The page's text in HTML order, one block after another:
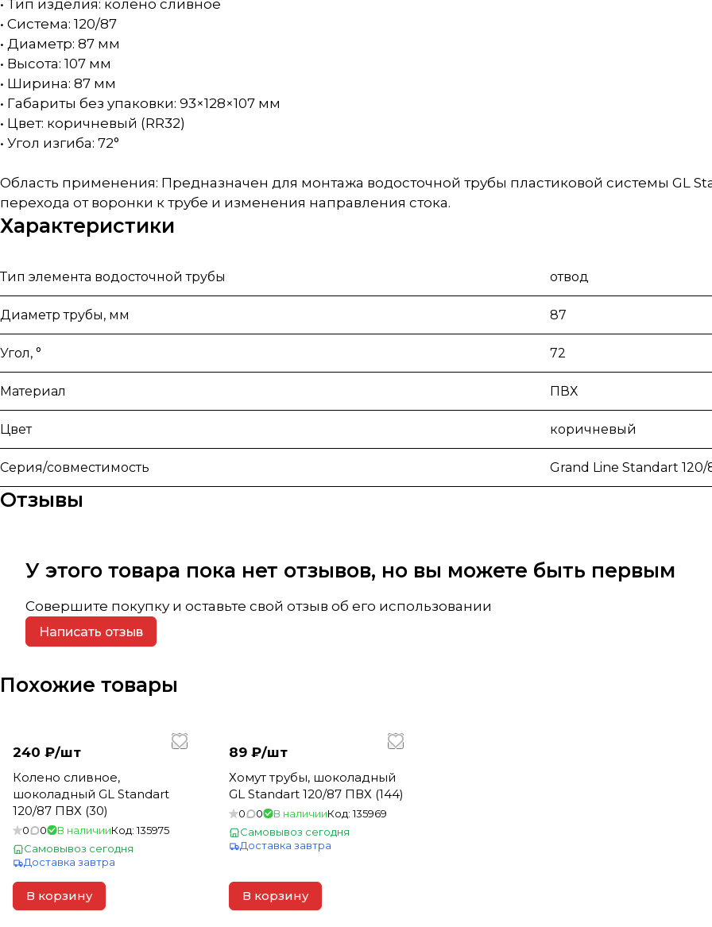
• Тип изделия: колено сливное
• Система: 120/87
• Диаметр: 87 мм
• Высота: 107 мм
• Ширина: 87 мм
• Габариты без упаковки: 93×128×107 мм
• Цвет: коричневый (RR32)
• Угол изгиба: 72°
Область применения: Предназначен для монтажа водосточной трубы пластиковой системы GL
перехода от воронки к трубе и изменения направления стока.
Характеристики
Тип элемента водосточной трубы отвод
Диаметр трубы, мм 87
Угол, ° 72
Материал ПВХ
Цвет коричневый
Серия/совместимость Grand Line Standart 120/
Отзывы
У этого товара пока нет отзывов, но вы можете быть первым
Совершите покупку и оставьте свой отзыв об его использовании
Написать отзыв
Похожие товары
240 ₽/шт
Колено сливное,
шоколадный GL Standart
120/87 ПВХ (30)
0 0 В наличииКод:135975
Самовывоз сегодня
Доставка завтра
В корзину
89 ₽/шт
Хомут трубы, шоколадный
GL Standart 120/87 ПВХ (144)
0 0 В наличииКод:135969
Самовывоз сегодня
Доставка завтра
В корзину